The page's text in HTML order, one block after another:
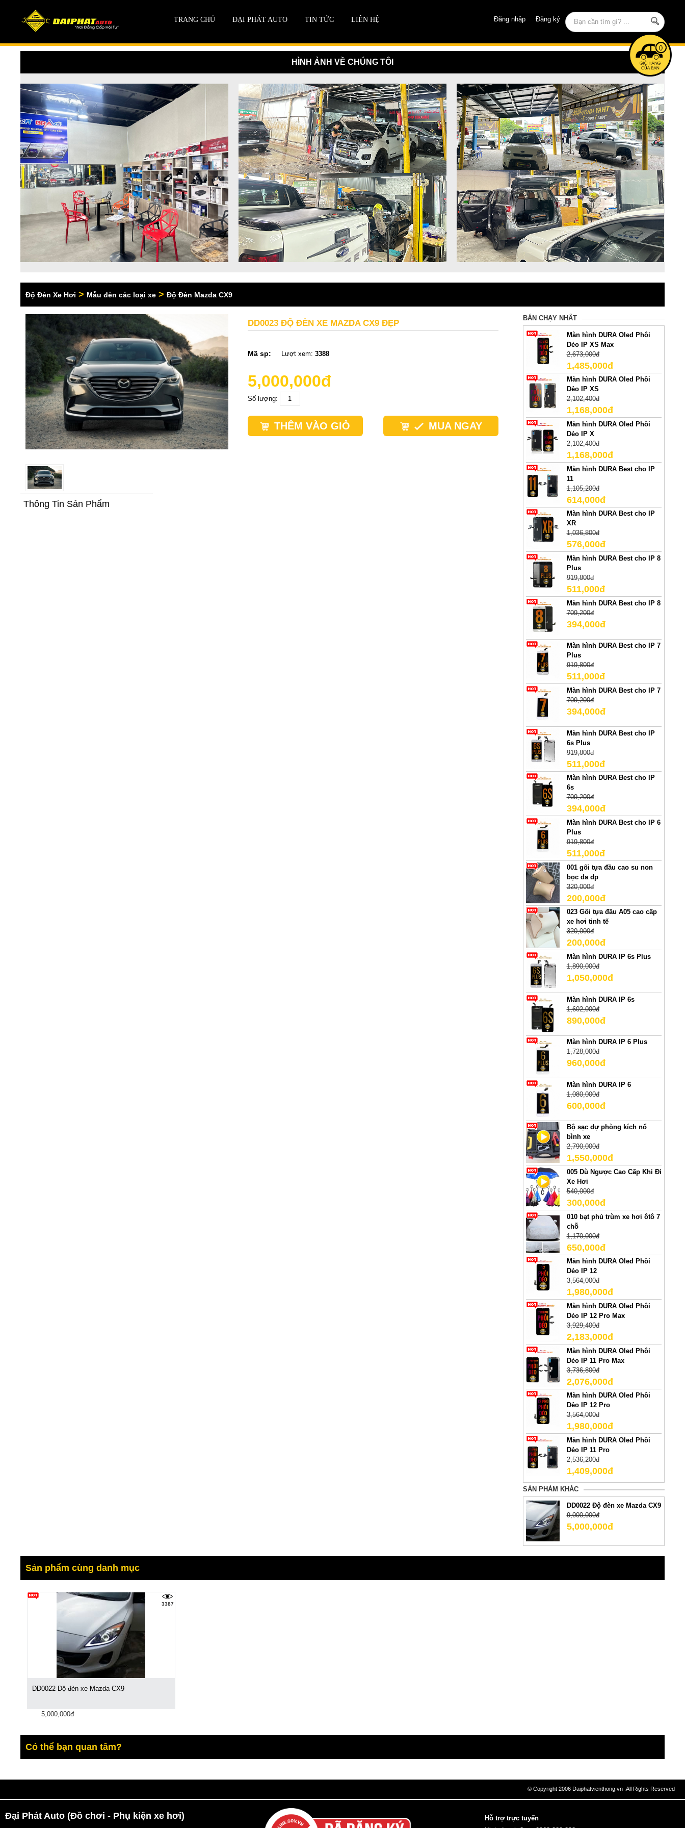
Đăng nhập Đăng ký
TRANG CHỦ ĐẠI PHÁT AUTO TIN TỨC LIÊN HỆ
0
HÌNH ẢNH VỀ CHÚNG TÔI
Độ Đèn Xe Hơi > Mẫu đèn các loại xe > Độ Đèn Mazda CX9
DD0023 ĐỘ ĐÈN XE MAZDA CX9 ĐẸP
Mã sp: Lượt xem: 3388
5,000,000đ
Số lượng:
THÊM VÀO GIỎ MUA NGAY
Thông Tin Sản Phẩm
BÁN CHẠY NHẤT
Màn hình DURA Oled Phôi
Dẻo IP XS Max
2,673,000đ
1,485,000đ
Màn hình DURA Oled Phôi
Dẻo IP XS
2,102,400đ
1,168,000đ
Màn hình DURA Oled Phôi
Dẻo IP X
2,102,400đ
1,168,000đ
Màn hình DURA Best cho IP
11
1,105,200đ
614,000đ
Màn hình DURA Best cho IP
XR
1,036,800đ
576,000đ
Màn hình DURA Best cho IP 8
Plus
919,800đ
511,000đ
Màn hình DURA Best cho IP 8
709,200đ
394,000đ
Màn hình DURA Best cho IP 7
Plus
919,800đ
511,000đ
Màn hình DURA Best cho IP 7
709,200đ
394,000đ
Màn hình DURA Best cho IP
6s Plus
919,800đ
511,000đ
Màn hình DURA Best cho IP
6s
709,200đ
394,000đ
Màn hình DURA Best cho IP 6
Plus
919,800đ
511,000đ
001 gối tựa đầu cao su non
bọc da dp
320,000đ
200,000đ
023 Gối tựa đầu A05 cao cấp
xe hơi tinh tế
320,000đ
200,000đ
Màn hình DURA IP 6s Plus
1,890,000đ
1,050,000đ
Màn hình DURA IP 6s
1,602,000đ
890,000đ
Màn hình DURA IP 6 Plus
1,728,000đ
960,000đ
Màn hình DURA IP 6
1,080,000đ
600,000đ
Bộ sạc dự phòng kích nổ
bình xe
2,790,000đ
1,550,000đ
005 Dù Ngược Cao Cấp Khi Đi
Xe Hơi
540,000đ
300,000đ
010 bạt phủ trùm xe hơi ôtô 7
chỗ
1,170,000đ
650,000đ
Màn hình DURA Oled Phôi
Dẻo IP 12
3,564,000đ
1,980,000đ
Màn hình DURA Oled Phôi
Dẻo IP 12 Pro Max
3,929,400đ
2,183,000đ
Màn hình DURA Oled Phôi
Dẻo IP 11 Pro Max
3,736,800đ
2,076,000đ
Màn hình DURA Oled Phôi
Dẻo IP 12 Pro
3,564,000đ
1,980,000đ
Màn hình DURA Oled Phôi
Dẻo IP 11 Pro
2,536,200đ
1,409,000đ
SẢN PHẢM KHÁC
DD0022 Độ đèn xe Mazda CX9
9,000,000đ
5,000,000đ
Sản phẩm cùng danh mục
3387
DD0022 Độ đèn xe Mazda CX9
5,000,000đ
Có thể bạn quan tâm?
© Copyright 2006 Daiphatvienthong.vn .All Rights Reserved
Đại Phát Auto (Đồ chơi - Phụ kiện xe hơi)
Hỗ trợ trực tuyến